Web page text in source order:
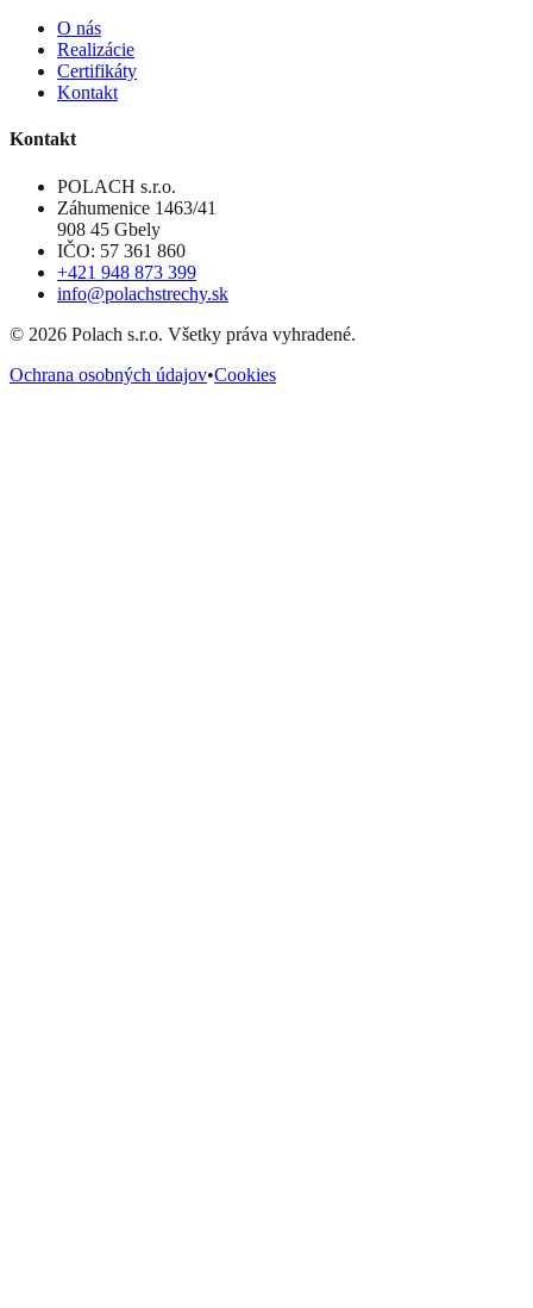
O nás
Realizácie
Certifikáty
Kontakt
Kontakt
POLACH s.r.o.
Záhumenice 1463/41
908 45 Gbely
IČO: 57 361 860
+421 948 873 399
info@polachstrechy.sk
© 2026 Polach s.r.o. Všetky práva vyhradené.
Ochrana osobných údajov•Cookies